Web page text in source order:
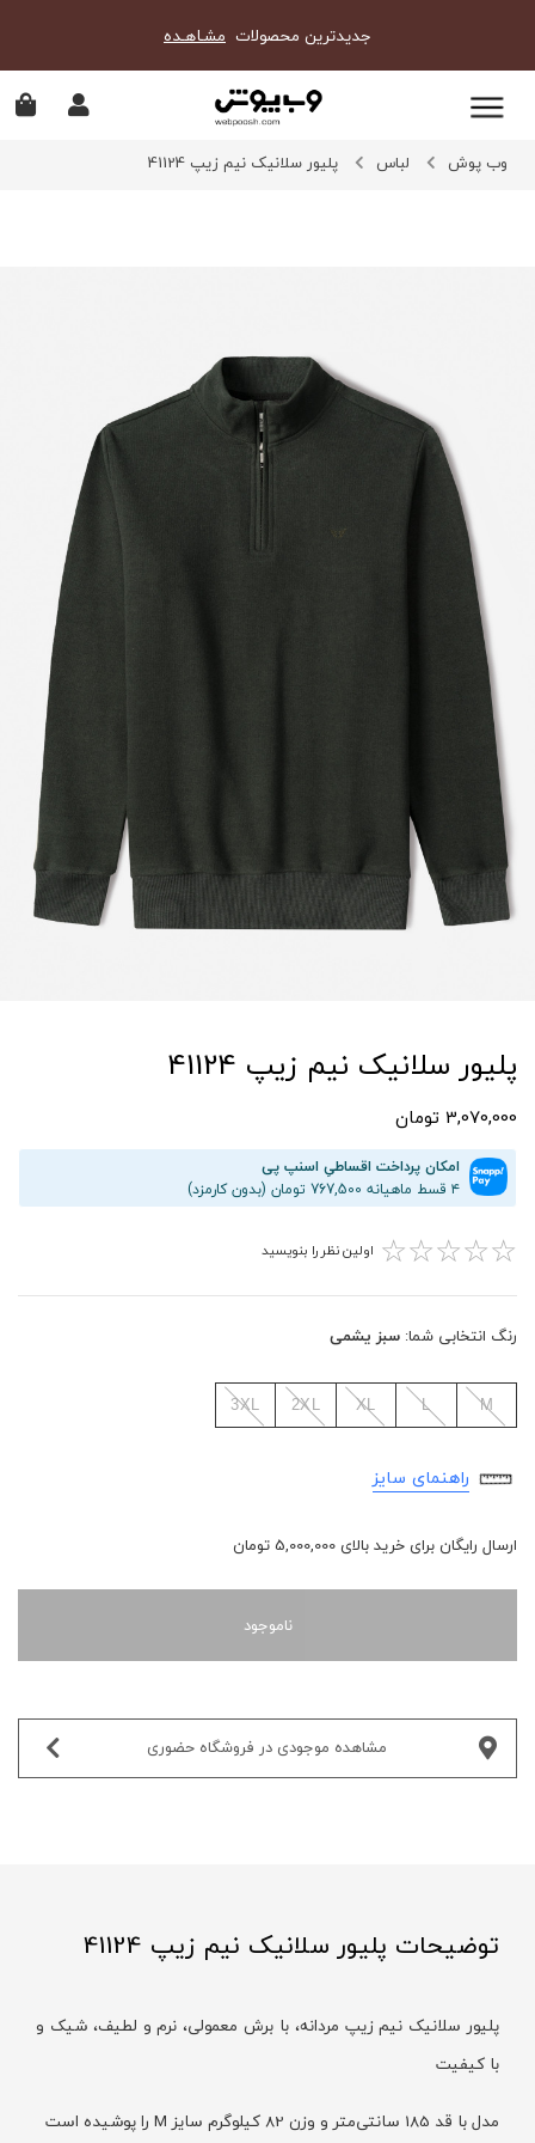
جدیدترین محصولات مشـاهـده
وب پوش لباس پلیور سلانیک نیم زیپ 41124
پلیور سلانیک نیم زیپ 41124
3,070,000 تومان
امکان پرداخت اقساطیِ اسنپ پی
۴ قسط ماهیانه 767,500 تومان (بدون کارمزد)
☆
☆
☆
☆
☆ اولین نظر را بنویسید
رنگ انتخابی شما: سبز یشمی
M
L
XL
2XL
3XL
راهنمای سایز
ارسال رایگان برای خرید بالای 5,000,000 تومان
ناموجود
مشاهده موجودی در فروشگاه حضوری‌
توضیحات پلیور سلانیک نیم زیپ 41124
پلیور سلانیک نیم زیپ مردانه، با برش معمولی، نرم و لطیف، شیک و
با کیفیت
مدل با قد 185 سانتی‌متر و وزن 82 کیلوگرم سایز M را پوشیده است